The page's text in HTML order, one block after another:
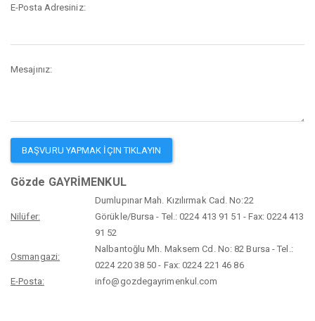
E-Posta Adresiniz:
Mesajınız:
Gözde GAYRİMENKUL
Nilüfer:
Dumlupınar Mah. Kızılırmak Cad. No:22
Görükle/Bursa - Tel.: 0224 413 91 51 - Fax: 0224 413
91 52
Osmangazi:
Nalbantoğlu Mh. Maksem Cd. No: 82 Bursa - Tel.:
0224 220 38 50 - Fax: 0224 221 46 86
E-Posta:
info@gozdegayrimenkul.com